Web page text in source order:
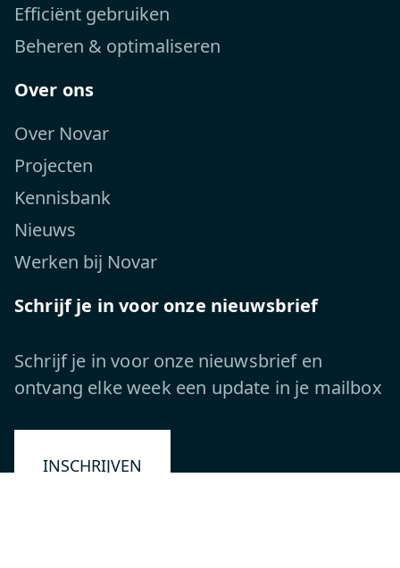
Efficiënt gebruiken
Beheren & optimaliseren
Over ons
Over Novar
Projecten
Kennisbank
Nieuws
Werken bij Novar
Schrijf je in voor onze nieuwsbrief
Schrijf je in voor onze nieuwsbrief en
ontvang elke week een update in je mailbox
INSCHRIJVEN